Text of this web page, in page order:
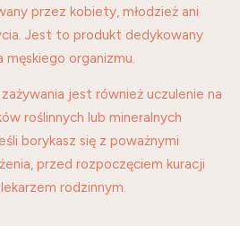
przez kobiety, młodzież ani
Jest to produkt dedykowany
męskiego organizmu.
jest również uczulenie na
roślinnych lub mineralnych
borykasz się z poważnymi
przed rozpoczęciem kuracji
rodzinnym.